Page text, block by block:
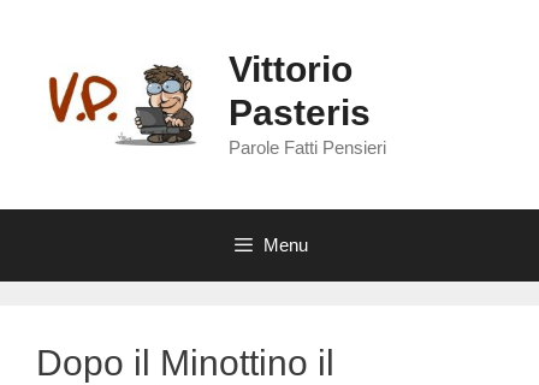
contenuto
Vittorio
Pasteris
Parole Fatti Pensieri
Menu
Dopo il Minottino il